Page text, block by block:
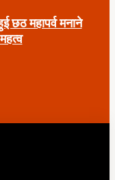
महापर्व मनाने